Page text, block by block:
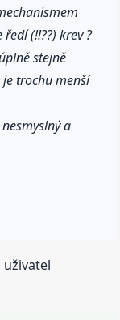
(!!??) krev ?
stejně
je trochu menší
a